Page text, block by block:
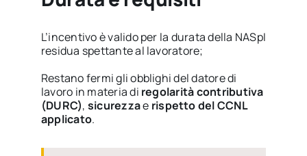
L’incentivo è valido per la durata della NASpI
residua spettante al lavoratore;
Restano fermi gli obblighi del datore di
lavoro in materia di regolarità contributiva
(DURC), sicurezzae rispetto del CCNL
applicato.